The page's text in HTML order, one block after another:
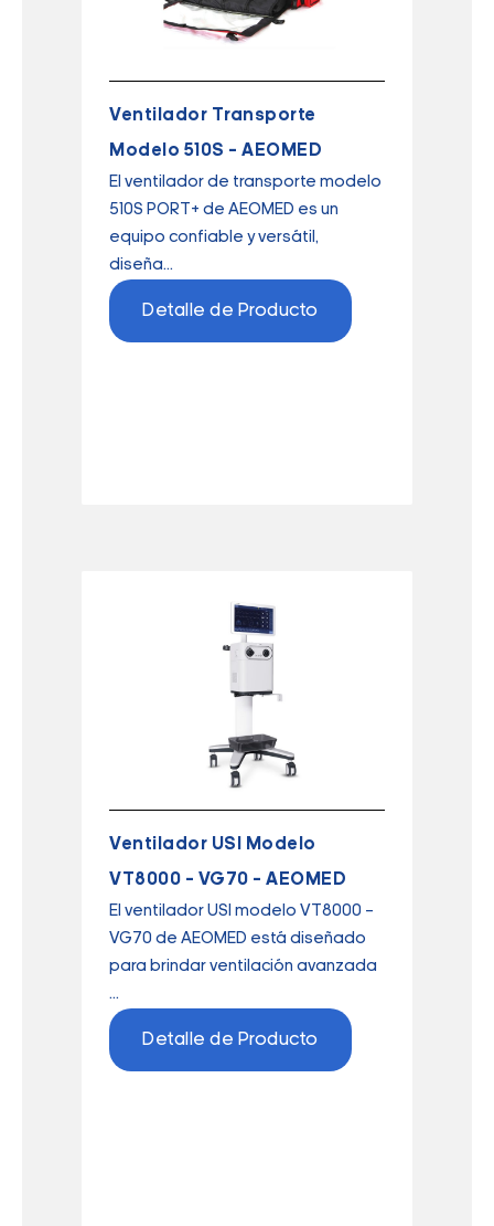
Ventilador Transporte
Modelo 510S – AEOMED
El ventilador de transporte modelo
510S PORT+ de AEOMED es un
equipo confiable y versátil,
diseña...
Detalle de Producto
Ventilador USI Modelo
VT8000 – VG70 – AEOMED
El ventilador USI modelo VT8000 –
VG70 de AEOMED está diseñado
para brindar ventilación avanzada
...
Detalle de Producto